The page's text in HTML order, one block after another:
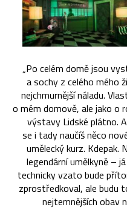
„Po celém domě jsou
a sochy z celého mého
nejchmurnější náladu.
o mém domově, ale jako o
výstavy Lidské plátno.
se i tady naučíš něco
umělecký kurz. Kdepak.
legendární umělkyně –
technicky vzato bude
zprostředkoval, ale budu
nejtemnějších obav